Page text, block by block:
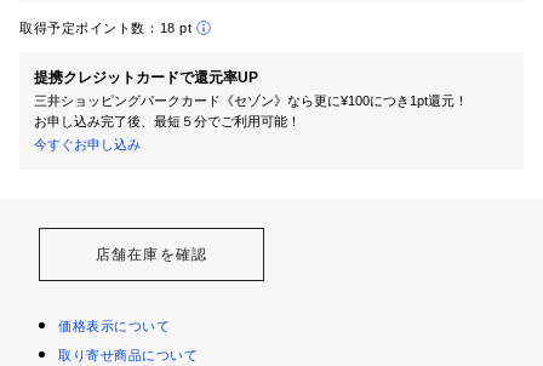
取得予定ポイント数： 18 pt
提携クレジットカードで還元率UP
三井ショッピングパークカード《セゾン》なら更に¥100につき1pt還元！
お申し込み完了後、最短５分でご利用可能！
今すぐお申し込み
店舗在庫を確認
価格表示について
取り寄せ商品について